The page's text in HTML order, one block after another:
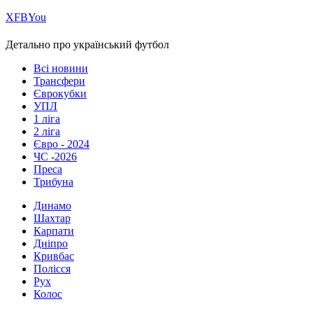
ХFBYou
Детально про український футбол
Всі новини
Трансфери
Єврокубки
УПЛ
1 ліга
2 ліга
Євро - 2024
ЧС -2026
Преса
Трибуна
Динамо
Шахтар
Карпати
Дніпро
Кривбас
Полісся
Рух
Колос